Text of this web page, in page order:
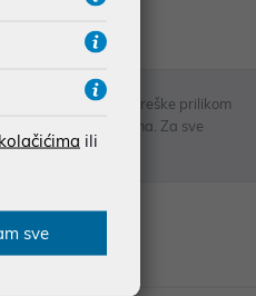
opisu proizvoda, greške prilikom
odgovarati artiklima. Za sve
ili
sve